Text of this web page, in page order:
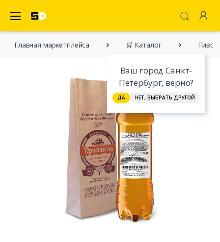
Ваш город Санкт-
Петербург, верно?
ДА НЕТ, ВЫБРАТЬ ДРУГОЙ
Главная марĸетплейса 🛒 Каталог Пиво